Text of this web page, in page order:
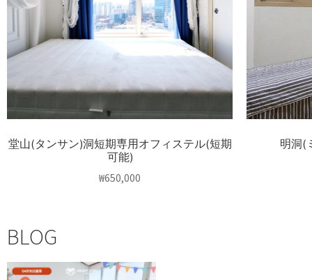
堂山(タンサン)洞短期専用オフィステル(短期
可能)
₩650,000
明洞(
BLOG